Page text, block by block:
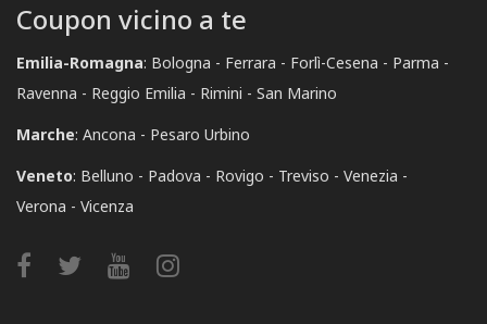
Coupon vicino a te
Emilia-Romagna: Bologna Ferrara Forlì-Cesena
Parma
Ravenna
Reggio Emilia Rimini
San Marino
Marche: Ancona
Pesaro Urbino
Veneto: Belluno Padova Rovigo Treviso
Venezia
Verona
Vicenza